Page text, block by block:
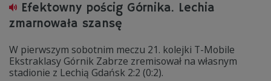
Efektowny pościg Górnika. Lechia
zmarnowała szansę
W pierwszym sobotnim meczu 21. kolejki T-Mobile
Ekstraklasy Górnik Zabrze zremisował na własnym
stadionie z Lechią Gdańsk 2:2 (0:2).